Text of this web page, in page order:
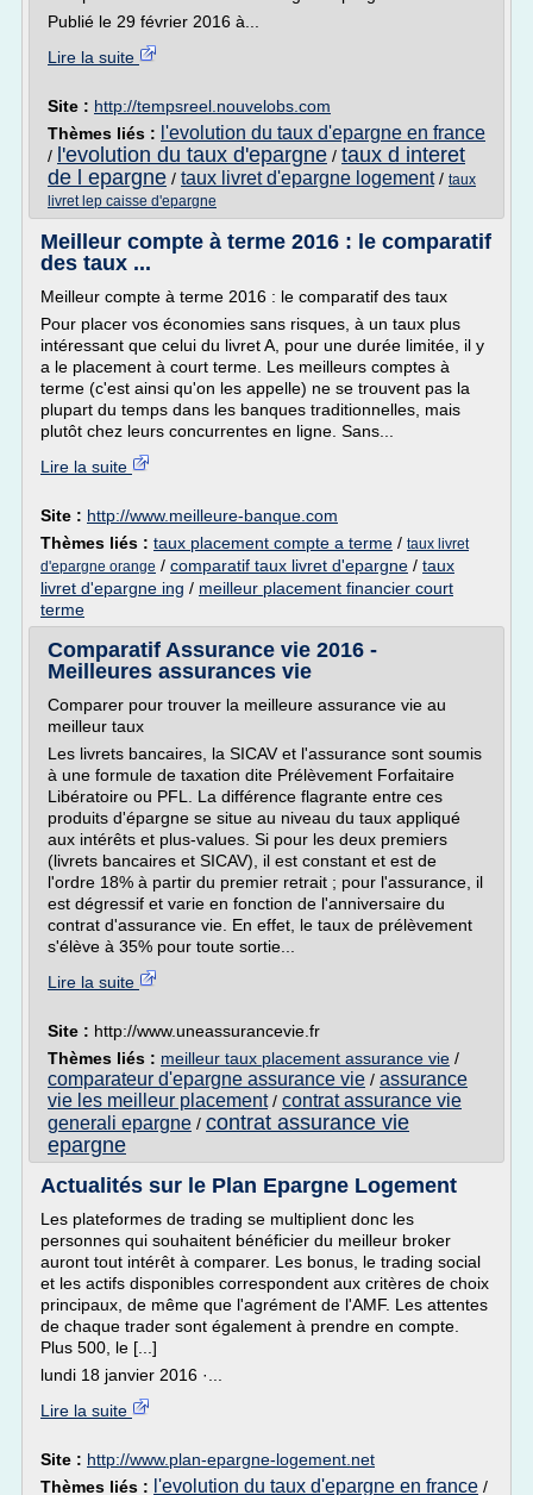
Publié le 29 février 2016 à...
Lire la suite
Site : http://tempsreel.nouvelobs.com
Thèmes liés : l'evolution du taux d'epargne en france
/ l'evolution du taux d'epargne / taux d interet
de l epargne / taux livret d'epargne logement/ taux
livret lep caisse d'epargne
Meilleur compte à terme 2016 : le comparatif
des taux ...
Meilleur compte à terme 2016 : le comparatif des taux
Pour placer vos économies sans risques, à un taux plus
intéressant que celui du livret A, pour une durée limitée, il y
a le placement à court terme. Les meilleurs comptes à
terme (c'est ainsi qu'on les appelle) ne se trouvent pas la
plupart du temps dans les banques traditionnelles, mais
plutôt chez leurs concurrentes en ligne. Sans...
Lire la suite
Site : http://www.meilleure-banque.com
Thèmes liés : taux placement compte a terme / taux livret
d'epargne orange / comparatif taux livret d'epargne / taux
livret d'epargne ing / meilleur placement financier court
terme
Comparatif Assurance vie 2016 -
Meilleures assurances vie
Comparer pour trouver la meilleure assurance vie au
meilleur taux
Les livrets bancaires, la SICAV et l'assurance sont soumis
à une formule de taxation dite Prélèvement Forfaitaire
Libératoire ou PFL. La différence flagrante entre ces
produits d'épargne se situe au niveau du taux appliqué
aux intérêts et plus-values. Si pour les deux premiers
(livrets bancaires et SICAV), il est constant et est de
l'ordre 18% à partir du premier retrait ; pour l'assurance, il
est dégressif et varie en fonction de l'anniversaire du
contrat d'assurance vie. En effet, le taux de prélèvement
s'élève à 35% pour toute sortie...
Lire la suite
Site : http://www.uneassurancevie.fr
Thèmes liés : meilleur taux placement assurance vie /
comparateur d'epargne assurance vie / assurance
vie les meilleur placement/ contrat assurance vie
generali epargne / contrat assurance vie
epargne
Actualités sur le Plan Epargne Logement
Les plateformes de trading se multiplient donc les
personnes qui souhaitent bénéficier du meilleur broker
auront tout intérêt à comparer. Les bonus, le trading social
et les actifs disponibles correspondent aux critères de choix
principaux, de même que l'agrément de l'AMF. Les attentes
de chaque trader sont également à prendre en compte.
Plus 500, le [...]
lundi 18 janvier 2016 ·...
Lire la suite
Site : http://www.plan-epargne-logement.net
Thèmes liés : l'evolution du taux d'epargne en france /